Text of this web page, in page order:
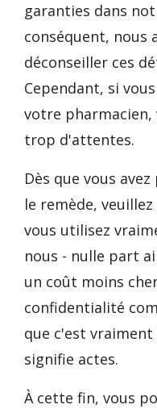
garanties dans
conséquent, nous
déconseiller ces
Cependant, si
votre pharmacien,
trop d'attentes.
Dès que vous
le remède,
vous utilisez
nous - nulle part
un coût moins
confidentialité
que c'est
signifie actes.
À cette fin, vous